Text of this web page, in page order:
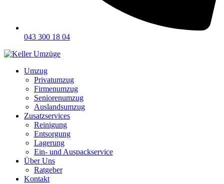
043 300 18 04
Umzug
Privatumzug
Firmenumzug
Seniorenumzug
Auslandsumzug
Zusatzservices
Reinigung
Entsorgung
Lagerung
Ein- und Auspackservice
Über Uns
Ratgeber
Kontakt